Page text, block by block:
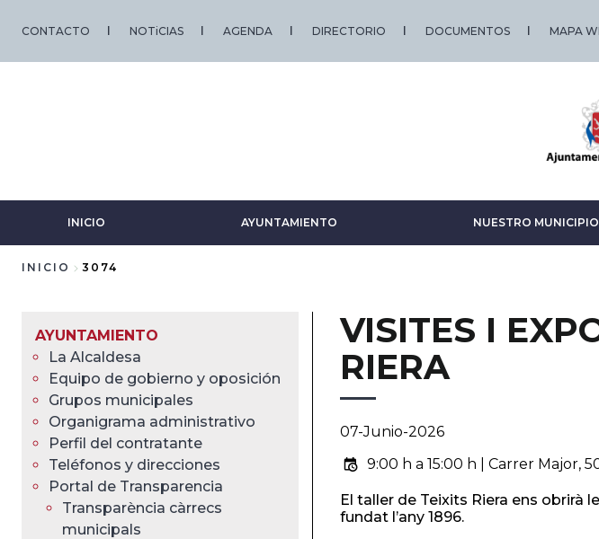
CONTACTO NOTiCIAS AGENDA DIRECTORIO DOCUMENTOS MAPA
INICIO AYUNTAMIENTO NUESTRO MUNICIPIO
enlaces
de
ayuda
a
la
navegación
INICIO 3074
AYUNTAMIENTO
La Alcaldesa
Equipo de gobierno y oposición
Grupos municipales
Organigrama administrativo
Perfil del contratante
Teléfonos y direcciones
Portal de Transparencia
Transparència càrrecs
municipals
VISITES I
RIERA
07-Junio-2026
9:00 h a 15:00 h | Carrer Major,
El taller de Teixits Riera ens obrirà
fundat l’any 1896.